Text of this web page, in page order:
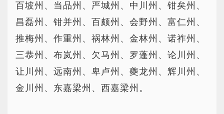
百坡州、当品州、严城州、中川州、钳矣州、
昌磊州、钳并州、百颇州、会野州、富仁州、
推梅州、作重州、祸林州、金林州、诺祚州、
三恭州、布岚州、欠马州、罗蓬州、论川州、
让川州、远南州、卑卢州、夔龙州、辉川州、
金川州、东嘉梁州、西嘉梁州。